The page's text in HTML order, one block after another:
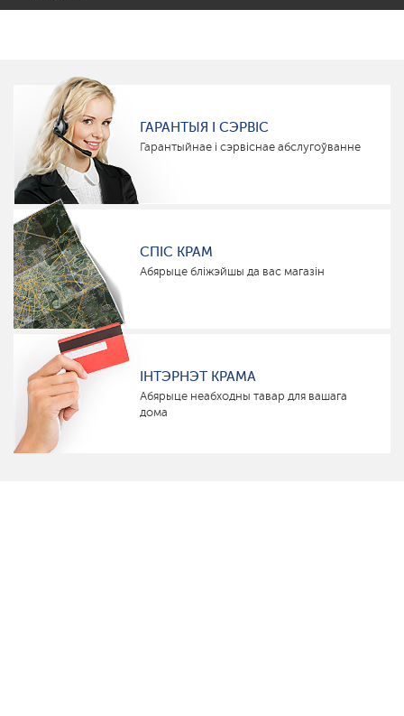
ГАРАНТЫЯ І СЭРВІС
Гарантыйнае і сэрвіснае абслугоўванне
СПІС КРАМ
Абярыце бліжэйшы да вас магазін
ІНТЭРНЭТ КРАМА
Абярыце неабходны тавар для вашага
дома